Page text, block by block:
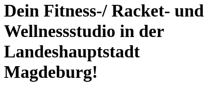
Dein Fitness-/ Racket- und
Wellnessstudio in der
Landeshauptstadt
Magdeburg!